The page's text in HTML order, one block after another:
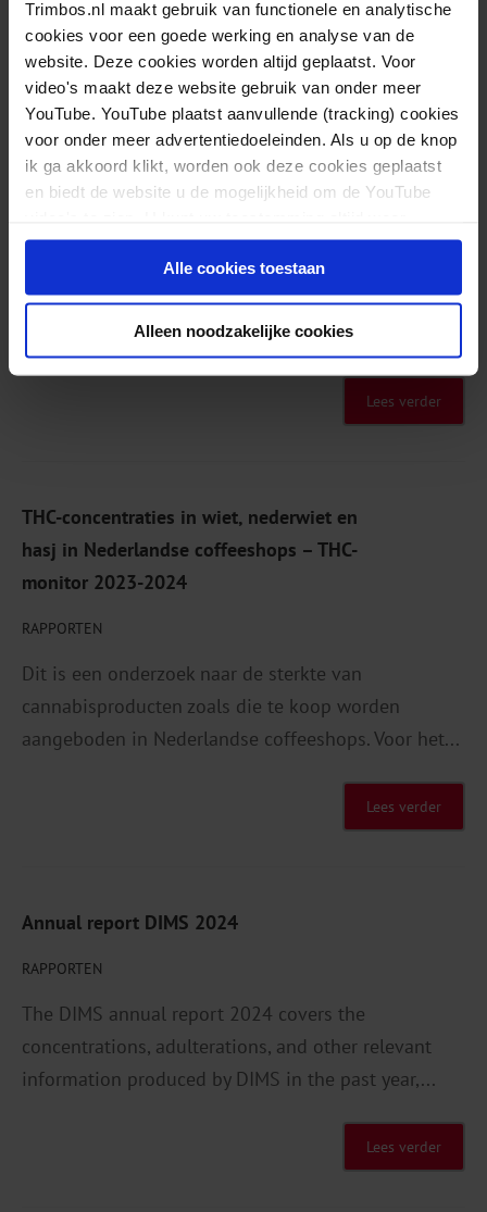
Trimbos.nl maakt gebruik van functionele en analytische
cookies voor een goede werking en analyse van de
website. Deze cookies worden altijd geplaatst. Voor
video's maakt deze website gebruik van onder meer
YouTube. YouTube plaatst aanvullende (tracking) cookies
voor onder meer advertentiedoeleinden. Als u op de knop
ik ga akkoord klikt, worden ook deze cookies geplaatst
en biedt de website u de mogelijkheid om de YouTube
intrekken.
Alle cookies toestaan
Alleen noodzakelijke cookies
Lees verder
GHB-problematiek in de regio Holland
Rijnland
Op verzoek van de regio Holland Rijnland bracht het
Trimbos-instituut de aard en omvang van de GHB-
problematiek in kaart. De...
Lees verder
THC-concentraties in wiet, nederwiet en
hasj in Nederlandse coffeeshops – THC-
monitor 2023-2024
RAPPORTEN
Dit is een onderzoek naar de sterkte van
cannabisproducten zoals die te koop worden
aangeboden in Nederlandse coffeeshops. Voor het...
Lees verder
Annual report DIMS 2024
RAPPORTEN
The DIMS annual report 2024 covers the
concentrations, adulterations, and other relevant
information produced by DIMS in the past year,...
Lees verder